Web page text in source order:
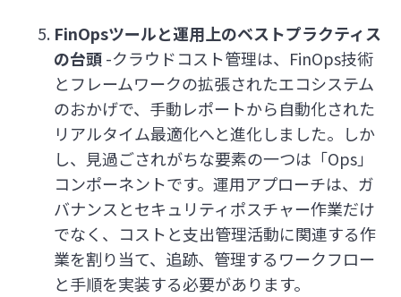
FinOpsツールと運用上のベストプラクティス
の台頭-クラウドコスト管理は、FinOps技術
とフレームワークの拡張されたエコシステム
のおかげで、手動レポートから自動化された
リアルタイム最適化へと進化しました。しか
し、見過ごされがちな要素の一つは「Ops」
コンポーネントです。運用アプローチは、ガ
バナンスとセキュリティポスチャー作業だけ
でなく、コストと支出管理活動に関連する作
業を割り当て、追跡、管理するワークフロー
と手順を実装する必要があります。